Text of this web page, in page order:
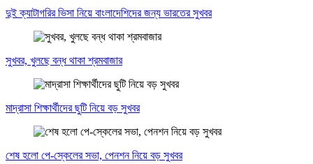
দুই ক্যাটাগরির ভিসা নিয়ে বাংলাদেশিদের জন্য ভারতের সুখবর
সুখবর, খুলছে বন্ধ থাকা শ্রমবাজার
মাদ্রাসা শিক্ষার্থীদের ছুটি নিয়ে বড় সুখবর
শেষ হলো পে-স্কেলের সভা, পেনশন নিয়ে বড় সুখবর